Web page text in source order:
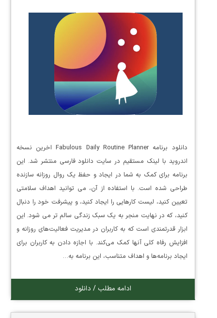
دانلود برنامه Fabulous Daily Routine Planner اخرین نسخه
اندروید با لینک مستقیم در سایت دانلود فارسی منتشر شد. این
برنامه برای کمک به شما در ایجاد و حفظ یک روال روزانه سازنده
طراحی شده است. با استفاده از آن، می توانید اهداف سلامتی
تعیین کنید، لیست کارهایی را ایجاد کنید، و پیشرفت خود را دنبال
کنید، که در نهایت منجر به یک سبک زندگی سالم تر می شود. این
ابزار قدرتمندی است که به کاربران در مدیریت فعالیت‌های روزانه و
افزایش رفاه کلی آنها کمک می‌کند. با اجازه دادن به کاربران برای
ایجاد برنامه‌ها و اهداف متناسب، این برنامه به…
ادامه مطلب / دانلود